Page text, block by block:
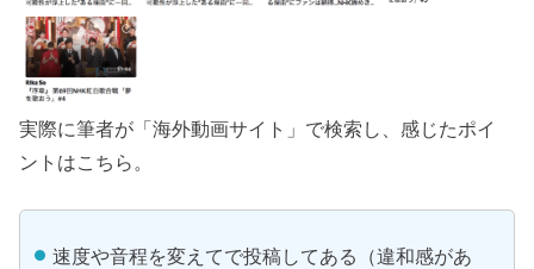
実際に筆者が「海外動画サイト」で検索し、感じたポイ
ントはこちら。
速度や音程を変えてで投稿してある（違和感があ